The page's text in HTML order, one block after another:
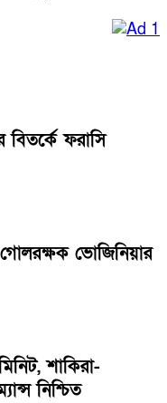
বিতর্কে ফরাসি
ভোজিনিয়ার
শাকিরা-
নিশ্চিত